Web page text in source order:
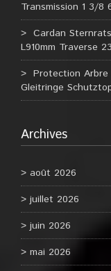
Transmission 1 3/8
Cardan
L910mm Traverse
Protection Arbre
Gleitringe
Archives
août 2026
juillet 2026
juin 2026
mai 2026